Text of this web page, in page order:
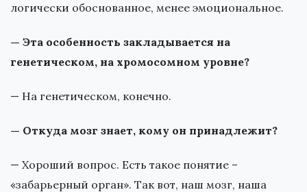
логически обоснованное, менее эмоциональное.
— Эта особенность закладывается на
генетическом, на хромосомном уровне?
— На генетическом, конечно.
— Откуда мозг знает, кому он принадлежит?
— Хороший вопрос. Есть такое понятие –
«забарьерный орган». Так вот, наш мозг, наша